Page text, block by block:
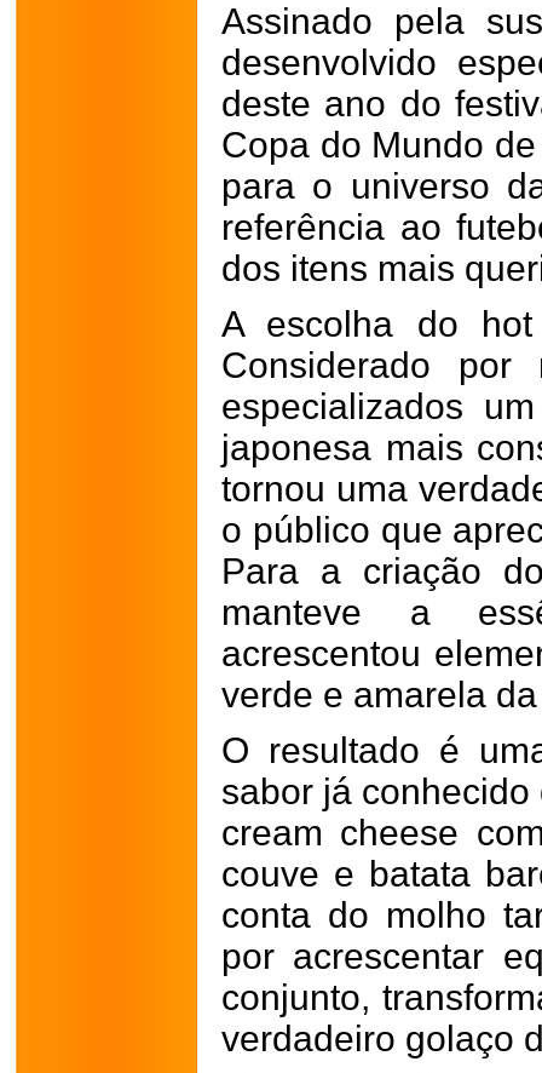
Assinado pela
desenvolvido
deste ano do
Copa do Mundo
para o universo
referência ao
dos itens mais
A escolha do
Considerado por
especializados
japonesa mais
tornou uma
o público que
Para a criação
manteve a
acrescentou
verde e amarela
O resultado é
sabor já
cream cheese
couve e batata
conta do molho
por acrescentar
conjunto,
verdadeiro golaço